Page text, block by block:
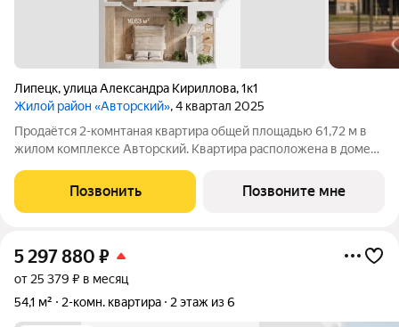
Липецк,улица Александра Кириллова,1к1
Жилой район «Авторский», 4 квартал 2025
Продаётся 2-комнтаная квартира общей площадью 61,72 м в
жилом комплексе Авторский. Квартира расположена в доме
спокойствия. Жилая площадь 32,98 м оптимальная и
рациональная. В квартире 2
Позвонить Позвоните мне
5 297 880 ₽
от 25 379 ₽ в месяц
54,1 м²
2-комн. квартира 2 этаж из 6